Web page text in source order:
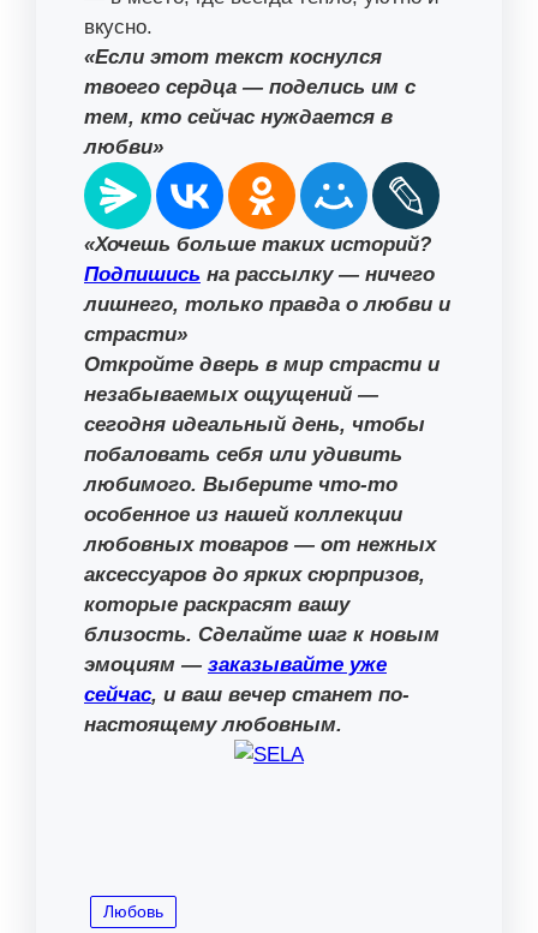
вкусно.
«Если этот текст коснулся
твоего сердца — поделись им с
тем, кто сейчас нуждается в
любви»
«Хочешь больше таких историй?
Подпишись на рассылку — ничего
лишнего, только правда о любви и
страсти»
Откройте дверь в мир страсти и
незабываемых ощущений —
сегодня идеальный день, чтобы
побаловать себя или удивить
любимого. Выберите что-то
особенное из нашей коллекции
любовных товаров — от нежных
аксессуаров до ярких сюрпризов,
которые раскрасят вашу
близость. Сделайте шаг к новым
эмоциям — заказывайте уже
сейчас, и ваш вечер станет по-
настоящему любовным.
Любовь